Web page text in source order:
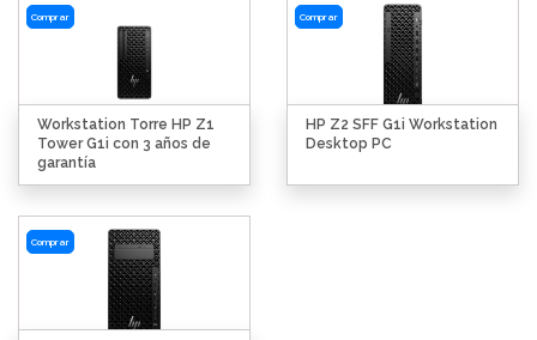
Comprar
Workstation Torre HP Z1
Tower G1i con 3 años de
garantía
Comprar
HP Z2 SFF G1i Workstation
Desktop PC
Comprar